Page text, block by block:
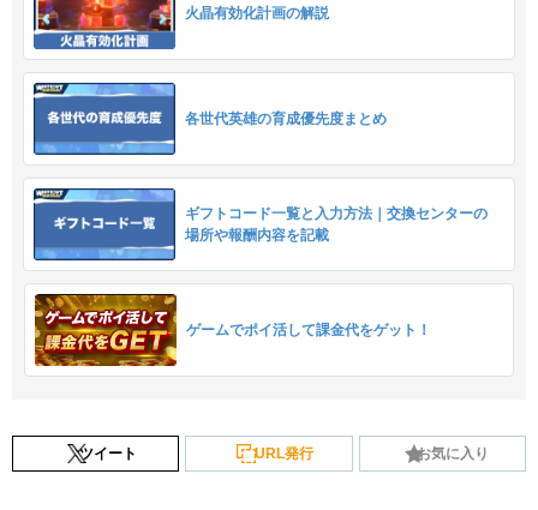
火晶有効化計画の解説
各世代英雄の育成優先度まとめ
ギフトコード一覧と入力方法｜交換センターの
場所や報酬内容を記載
ゲームでポイ活して課金代をゲット！
ツイート URL発行 お気に入り